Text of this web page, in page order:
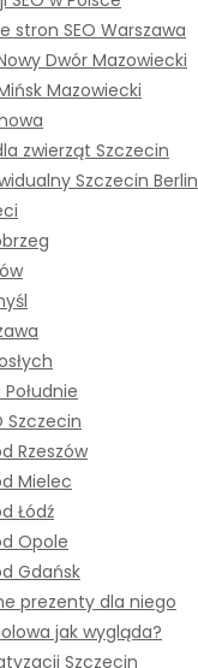
stron SEO Warszawa
Dwór Mazowiecki
Mazowiecki
zwierząt Szczecin
Szczecin Berlin
Szczecin
Rzeszów
Mielec
Łódź
Opole
Gdańsk
prezenty dla niego
jak wygląda?
Szczecin